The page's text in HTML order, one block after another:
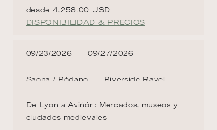
desde 4,258.00 USD
DISPONIBILIDAD & PRECIOS
09/23/2026 09/27/2026
Saona / Ródano Riverside Ravel
De Lyon a Aviñón: Mercados, museos y
ciudades medievales